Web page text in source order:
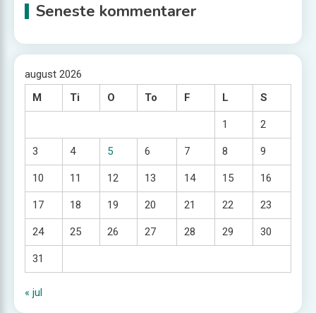
Seneste kommentarer
august 2026
M
Ti O To F L S
1 2
3 4 5 6 7 8 9
10 11 12 13 14 15 16
17 18 19 20 21 22 23
24 25 26 27 28 29 30
31
« jul